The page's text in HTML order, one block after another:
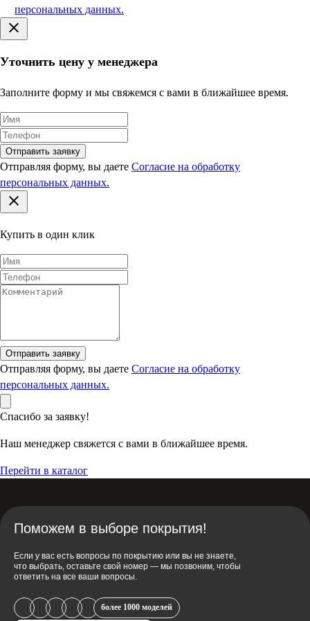
12000 — 2400 руб./этаж
Подъём без лифта:
Горизонтальное перемещение по этажам
до 30 кг — 500 руб.
с 31 до 50 кг — 1000 руб.
более 50 кг — 1000 руб. + 10 руб. за каждый кг свыше 50
персональных данных.
Уточнить цену у менеджера
Заполните форму и мы свяжемся с вами в ближайшее время.
Отправить заявку
Отправляя форму, вы даете Согласие на обработку
персональных данных.
Купить в один клик
Отправить заявку
Отправляя форму, вы даете Согласие на обработку
персональных данных.
Спасибо за заявку!
Наш менеджер свяжется с вами в ближайшее время.
Перейти в каталог
Поможем в выборе покрытия!
Если у вас есть вопросы по покрытию или вы не знаете,
что выбрать, оставьте свой номер — мы позвоним, чтобы
ответить на все ваши вопросы.
более 1000 моделей